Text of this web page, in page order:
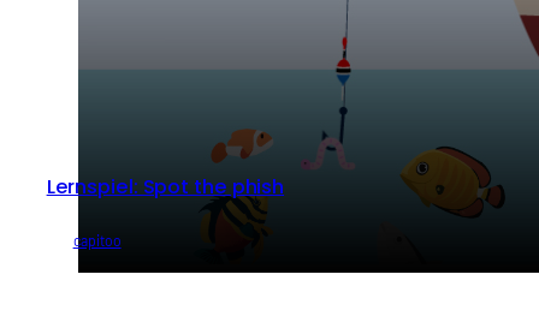
Lernspiel: Spot the phish
capitoo